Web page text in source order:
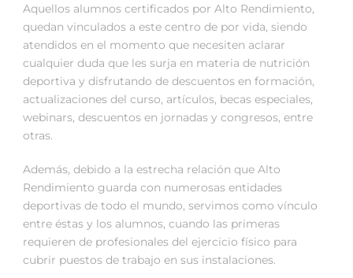
Aquellos alumnos certificados por Alto Rendimiento,
quedan vinculados a este centro de por vida, siendo
atendidos en el momento que necesiten aclarar
cualquier duda que les surja en materia de nutrición
deportiva y disfrutando de descuentos en formación,
actualizaciones del curso, artículos, becas especiales,
webinars, descuentos en jornadas y congresos, entre
otras.
Además, debido a la estrecha relación que Alto
Rendimiento guarda con numerosas entidades
deportivas de todo el mundo, servimos como vínculo
entre éstas y los alumnos, cuando las primeras
requieren de profesionales del ejercicio físico para
cubrir puestos de trabajo en sus instalaciones.